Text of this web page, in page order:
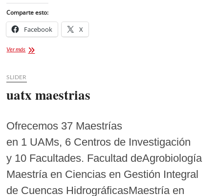
Comparte esto:
Facebook X
Ver másLa
la
Fe
en
Tlaxcala
SLIDER
uatx maestrias
Ofrecemos 37 Maestrías
en 1 UAMs, 6 Centros de Investigación
y 10 Facultades. Facultad deAgrobiología
Maestría en Ciencias en Gestión Integral
de Cuencas HidrográficasMaestría en